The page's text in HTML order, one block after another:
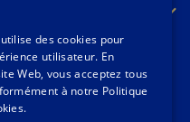
des cookies pour
utilisateur. En
Web, vous acceptez tous
à notre Politique